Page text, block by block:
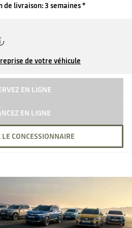
de livraison: 3 semaines *
de votre véhicule
EN LIGNE
EN LIGNE
LE CONCESSIONNAIRE